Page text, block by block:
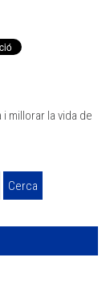
millorar la vida de